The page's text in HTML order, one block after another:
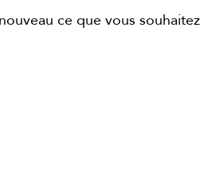
ce que vous souhaitez